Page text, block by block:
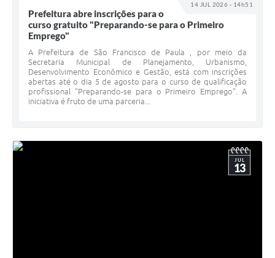
14 JUL 2026 - 14h51
Prefeitura abre inscrições para o
curso gratuito "Preparando-se para o Primeiro
Emprego"
A Prefeitura de São Francisco de Paula , por meio da
Secretaria Municipal de Planejamento, Urbanismo,
Desenvolvimento Econômico e Gestão, está com inscrições
abertas até o dia 5 de agosto para o curso de qualificação
profissional "Preparando-se para o Primeiro Emprego". A
iniciativa é fruto de uma parceria...
JUL
13